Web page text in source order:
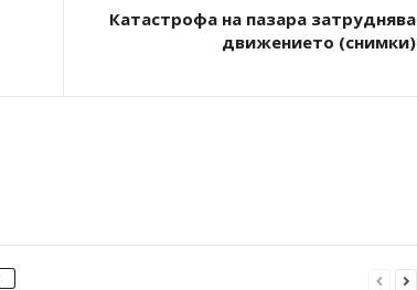
Катастрофа на пазара затруднява
движението (снимки)